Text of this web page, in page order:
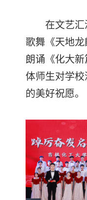
在文艺汇
歌舞《天地
朗诵《化大
体师生对学
的美好祝愿。